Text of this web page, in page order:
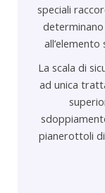
speciali
La scala di
ad unica
pianerottoli